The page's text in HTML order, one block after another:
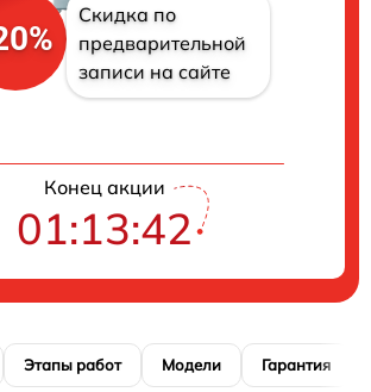
Скидка по
предварительной
записи на сайте
Конец акции
01:13:42
Этапы работ Модели Гарантия